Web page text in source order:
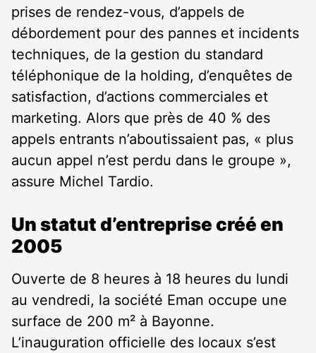
prises de rendez-vous, d’appels de
débordement pour des pannes et incidents
techniques, de la gestion du standard
téléphonique de la holding, d’enquêtes de
satisfaction, d’actions commerciales et
marketing. Alors que près de 40 % des
appels entrants n’aboutissaient pas, « plus
aucun appel n’est perdu dans le groupe »,
assure Michel Tardio.
Un statut d’entreprise créé en
2005
Ouverte de 8 heures à 18 heures du lundi
au vendredi, la société Eman occupe une
surface de 200 m² à Bayonne.
L’inauguration officielle des locaux s’est